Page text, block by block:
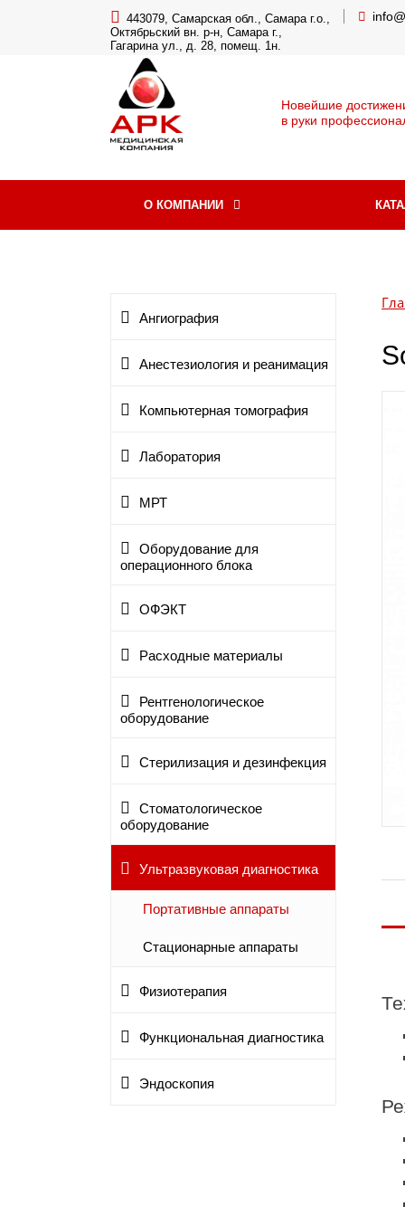
443079, Самарская обл., Самара г.о.,
Октябрьский вн. р-н, Самара г.,
Гагарина ул., д. 28, помещ. 1н.
Новейшие
в руки
О КОМПАНИИ
Ангиография
Анестезиология и реанимация
Компьютерная томография
Лаборатория
МРТ
Оборудование для
операционного блока
ОФЭКТ
Расходные материалы
Рентгенологическое
оборудование
Стерилизация и дезинфекция
Стоматологическое
оборудование
Ультразвуковая диагностика
Портативные аппараты
Стационарные аппараты
Физиотерапия
Функциональная диагностика
Эндоскопия